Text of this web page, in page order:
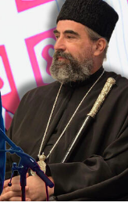
čitava Crna Gora.
– jednostavno,
cilja”, rekao je
svemu za šta se
izborima 2027.
biti on.